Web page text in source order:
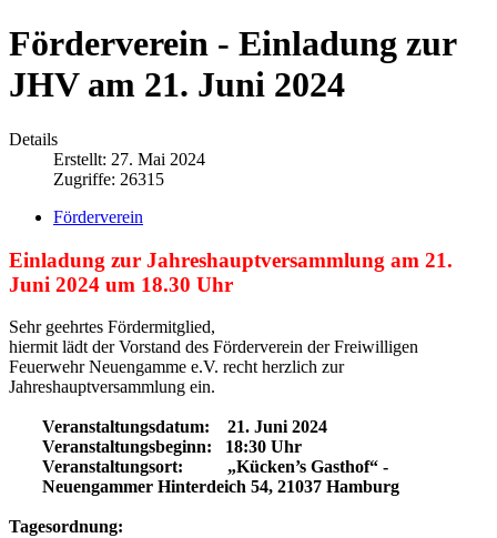
Förderverein - Einladung zur
JHV am 21. Juni 2024
Details
Erstellt: 27. Mai 2024
Zugriffe: 26315
Förderverein
Einladung zur Jahreshauptversammlung am 21.
Juni 2024 um 18.30 Uhr
Sehr geehrtes Fördermitglied,
hiermit lädt der Vorstand des Förderverein der Freiwilligen
Feuerwehr Neuengamme e.V. recht herzlich zur
Jahreshauptversammlung ein.
Veranstaltungsdatum: 21. Juni 2024
Veranstaltungsbeginn: 18:30 Uhr
Veranstaltungsort: „Kücken’s Gasthof“ -
Neuengammer Hinterdeich 54, 21037 Hamburg
Tagesordnung: